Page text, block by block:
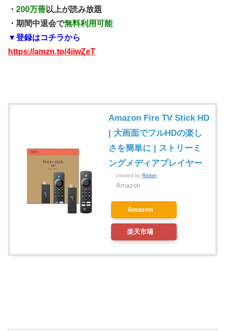
・ 200万冊以上が読み放題
・期間中退会で無料利用可能
▼登録はコチラから
https://amzn.to/4iiwZeT
Amazon Fire TV Stick HD
| 大画面でフルHDの楽し
さを簡単に | ストリーミ
ングメディアプレイヤー
created by Rinker
Amazon
Amazon
楽天市場